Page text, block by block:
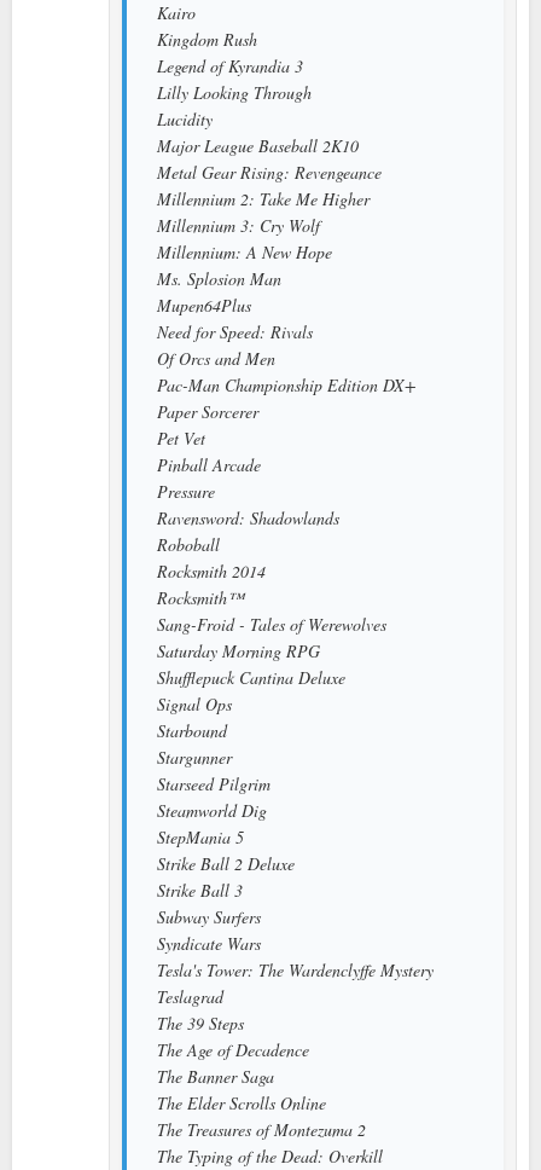
Kairo
Kingdom Rush
Legend of Kyrandia 3
Lilly Looking Through
Lucidity
Major League Baseball 2K10
Metal Gear Rising: Revengeance
Millennium 2: Take Me Higher
Millennium 3: Cry Wolf
Millennium: A New Hope
Ms. Splosion Man
Mupen64Plus
Need for Speed: Rivals
Of Orcs and Men
Pac-Man Championship Edition DX+
Paper Sorcerer
Pet Vet
Pinball Arcade
Pressure
Ravensword: Shadowlands
Roboball
Rocksmith 2014
Rocksmith™
Sang-Froid - Tales of Werewolves
Saturday Morning RPG
Shufflepuck Cantina Deluxe
Signal Ops
Starbound
Stargunner
Starseed Pilgrim
Steamworld Dig
StepMania 5
Strike Ball 2 Deluxe
Strike Ball 3
Subway Surfers
Syndicate Wars
Tesla's Tower: The Wardenclyffe Mystery
Teslagrad
The 39 Steps
The Age of Decadence
The Banner Saga
The Elder Scrolls Online
The Treasures of Montezuma 2
The Typing of the Dead: Overkill